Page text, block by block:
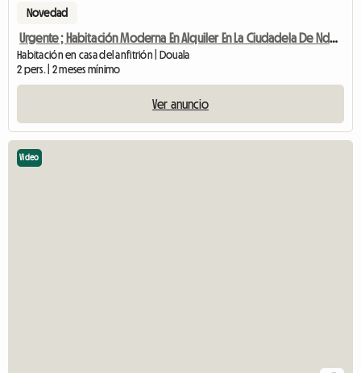
Novedad
Urgente ; Habitación Moderna En Alquiler En La Ciudadela De Ndogbong
Habitación en casa del anfitrión | Douala
2 pers. | 2 meses mínimo
Ver anuncio
Video